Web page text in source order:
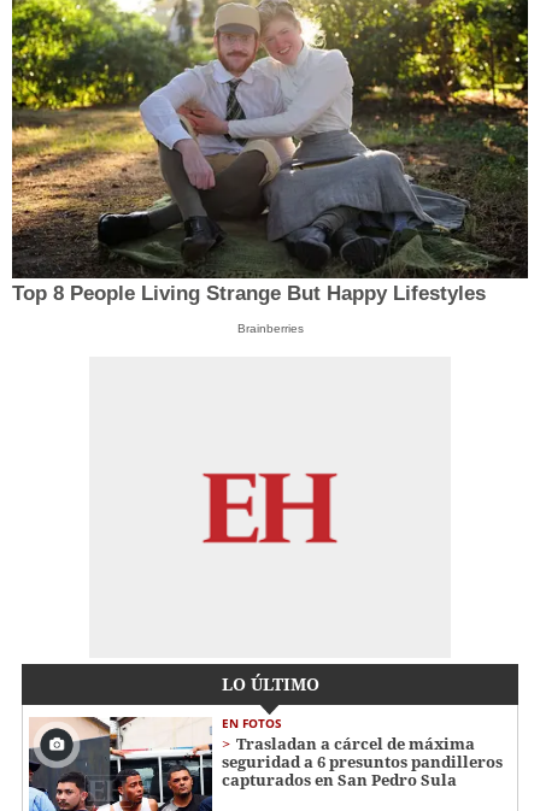
Top 8 People Living Strange But Happy Lifestyles
Brainberries
LO ÚLTIMO
EN FOTOS
Trasladan a cárcel de máxima
seguridad a 6 presuntos pandilleros
capturados en San Pedro Sula